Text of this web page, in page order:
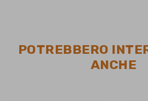
POTREBBERO
ANCHE